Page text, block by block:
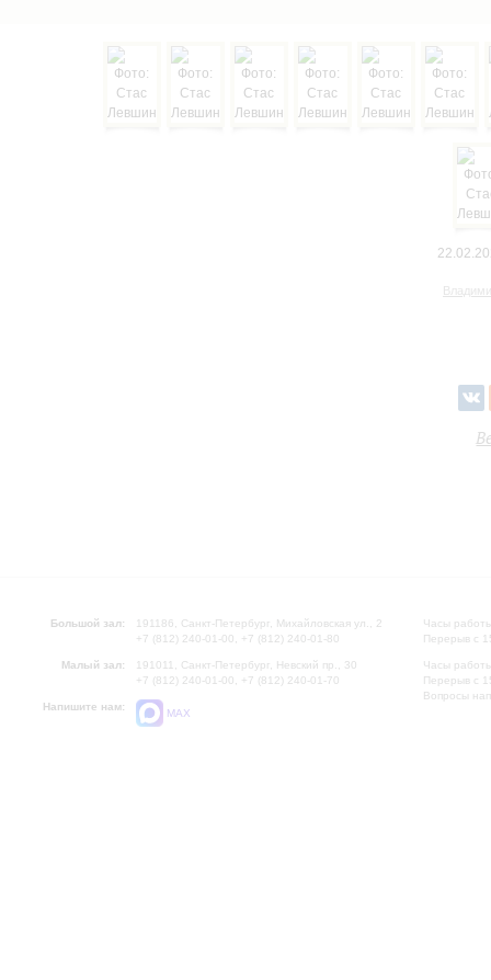
Большой зал:
191186, Санкт-Петербург, Михайловская ул., 2
+7 (812) 240-01-00, +7 (812) 240-01-80
Малый зал:
191011, Санкт-Петербург, Невский пр., 30
+7 (812) 240-01-00, +7 (812) 240-01-70
Напишите нам:
MAX
Часы
Перерыв с
Часы
Перерыв с
Вопросы